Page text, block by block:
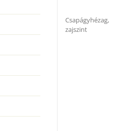
Csapágyhézag,
zajszint